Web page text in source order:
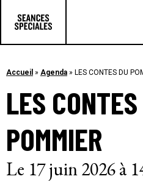
Les
Accueil » Agenda » LES CONTES DU
LES
POMMIER
Le 17 juin 2026 à